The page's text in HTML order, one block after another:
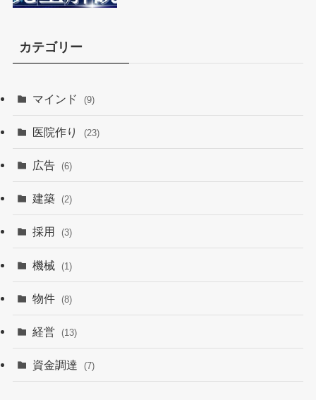
カテゴリー
マインド (9)
医院作り (23)
広告 (6)
建築 (2)
採用 (3)
機械 (1)
物件 (8)
経営 (13)
資金調達 (7)